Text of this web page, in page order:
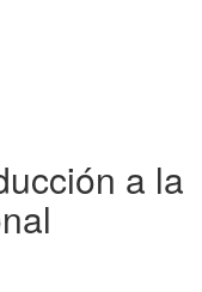
a la